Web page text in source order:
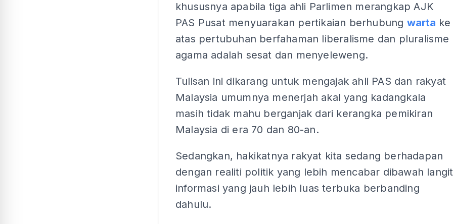
khususnya apabila tiga ahli Parlimen merangkap AJK
PAS Pusat menyuarakan pertikaian berhubung warta ke
atas pertubuhan berfahaman liberalisme dan pluralisme
agama adalah sesat dan menyeleweng.
Tulisan ini dikarang untuk mengajak ahli PAS dan rakyat
Malaysia umumnya menerjah akal yang kadangkala
masih tidak mahu berganjak dari kerangka pemikiran
Malaysia di era 70 dan 80-an.
Sedangkan, hakikatnya rakyat kita sedang berhadapan
dengan realiti politik yang lebih mencabar dibawah langit
informasi yang jauh lebih luas terbuka berbanding
dahulu.